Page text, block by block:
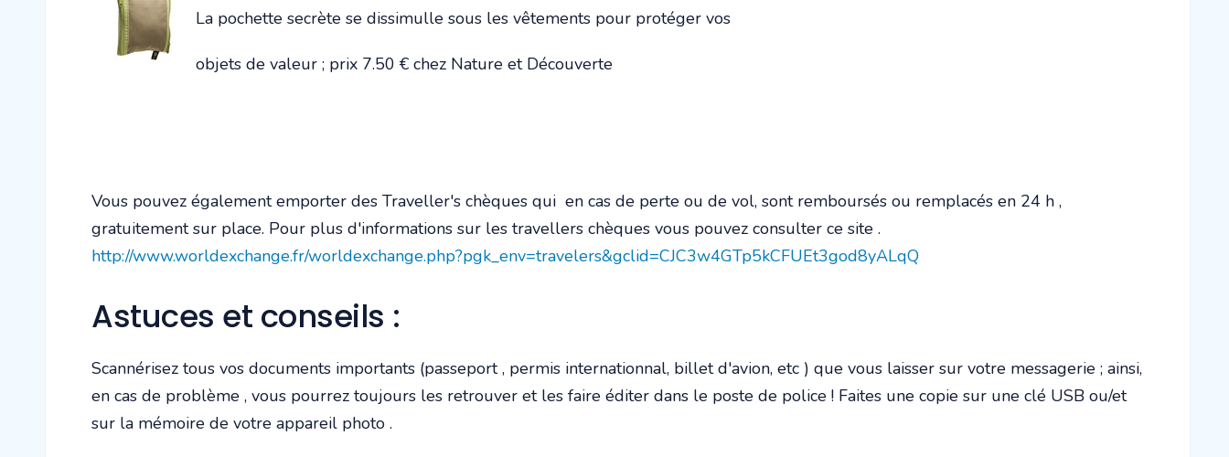
La pochette secrète se dissimulle sous les vêtements pour protéger vos
objets de valeur ; prix 7.50 € chez Nature et Découverte
Vous pouvez également emporter des Traveller's chèques qui en cas de perte ou de vol, sont remboursés ou remplacés en 24 h ,
gratuitement sur place. Pour plus d'informations sur les travellers chèques vous pouvez consulter ce site .
http://www.worldexchange.fr/worldexchange.php?pgk_env=travelers&gclid=CJC3w4GTp5kCFUEt3god8yALqQ
Astuces et conseils :
Scannérisez tous vos documents importants (passeport , permis internationnal, billet d'avion, etc ) que vous laisser sur votre messagerie ; ainsi,
en cas de problème , vous pourrez toujours les retrouver et les faire éditer dans le poste de police ! Faites une copie sur une clé USB ou/et
sur la mémoire de votre appareil photo .